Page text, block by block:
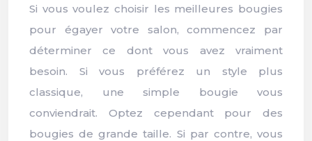
Si vous voulez choisir les meilleures bougies
pour égayer votre salon, commencez par
déterminer ce dont vous avez vraiment
besoin. Si vous préférez un style plus
classique, une simple bougie vous
conviendrait. Optez cependant pour des
bougies de grande taille. Si par contre, vous